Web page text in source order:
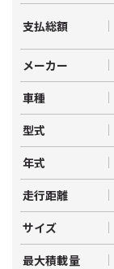
支払総額
メーカー
車種
型式
年式
走行距離
サイズ
最大積載量